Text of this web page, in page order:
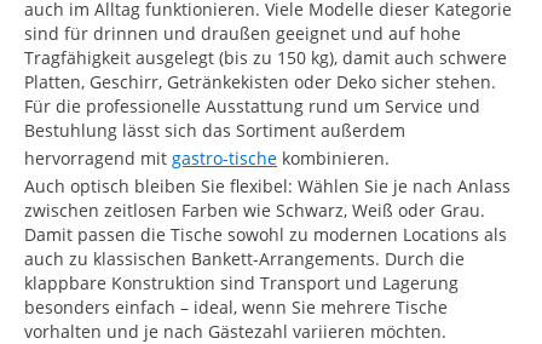
auch im Alltag funktionieren. Viele Modelle dieser Kategorie
sind für drinnen und draußen geeignet und auf hohe
Tragfähigkeit ausgelegt (bis zu 150 kg), damit auch schwere
Platten, Geschirr, Getränkekisten oder Deko sicher stehen.
Für die professionelle Ausstattung rund um Service und
Bestuhlung lässt sich das Sortiment außerdem
hervorragend mit gastro-tische kombinieren.
Auch optisch bleiben Sie flexibel: Wählen Sie je nach Anlass
zwischen zeitlosen Farben wie Schwarz, Weiß oder Grau.
Damit passen die Tische sowohl zu modernen Locations als
auch zu klassischen Bankett-Arrangements. Durch die
klappbare Konstruktion sind Transport und Lagerung
besonders einfach – ideal, wenn Sie mehrere Tische
vorhalten und je nach Gästezahl variieren möchten.